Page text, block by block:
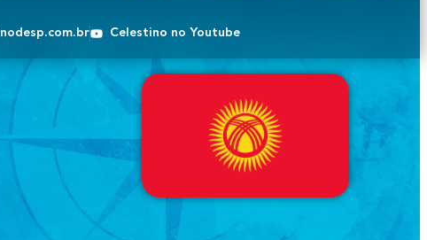
Celestino no Youtube